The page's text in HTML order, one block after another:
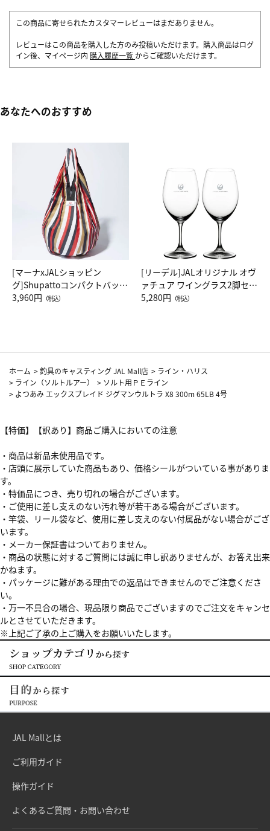
この商品に寄せられたカスタマーレビューはまだありません。
レビューはこの商品を購入した方のみ投稿いただけます。購入商品はログ
イン後、マイページ内 購入履歴一覧 からご確認いただけます。
あなたへのおすすめ
[マーナxJALショッピン
グ]Shupattoコンパクトバッグ
Drop JAL客室乗務員（LC）ス
3,960円 （税込）
[リーデル]JALオリジナル オヴ
ァチュア ワイングラス2脚セッ
ト（レッドワイン）
5,280円 （税込）
ホーム >釣具のキャスティング JAL Mall店 > ライン・ハリス
> ライン（ソルトルアー） > ソルト用ＰＥライン
> よつあみ エックスブレイド ジグマンウルトラ X8 300m 65LB 4号
【特価】【訳あり】商品ご購入においての注意
・商品は新品未使用品です。
・店頭に展示していた商品もあり、価格シールがついている事がありま
す。
・特価品につき、売り切れの場合がございます。
・ご使用に差し支えのない汚れ等が若干ある場合がございます。
・竿袋、リール袋など、使用に差し支えのない付属品がない場合がござ
います。
・メーカー保証書はついておりません。
・商品の状態に対するご質問には誠に申し訳ありませんが、お答え出来
かねます。
・パッケージに難がある理由での返品はできませんのでご注意くださ
い。
・万一不具合の場合、現品限り商品でございますのでご注文をキャンセ
ルとさせていただきます。
※上記ご了承の上ご購入をお願いいたします。
JAL Mallとは
ご利用ガイド
操作ガイド
よくあるご質問・お問い合わせ